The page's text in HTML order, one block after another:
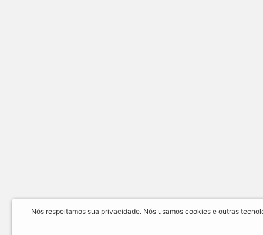
Nós respeitamos sua privacidade. Nós usamos cookies e outras